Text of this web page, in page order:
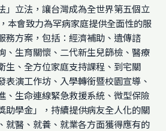
」立法，讓台灣成為全世界第五個立
本會致力為罕病家庭提供全面性的服
務方案，包括：經濟補助、遺傳諮
、生育關懷、二代新生兒篩檢、醫療
生、全方位家庭支持課程、到宅關
表演工作坊、入學轉銜暨校園宣導、
、生命連線緊急救援系統、微型保險
助學金」，持續提供病友全人化的關
就醫、就養、就業各方面獲得應有的